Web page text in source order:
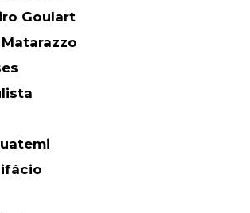
Goulart
Matarazzo